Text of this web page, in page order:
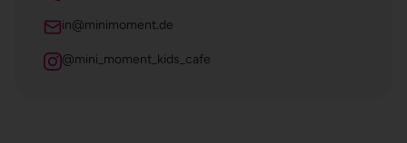
in@minimoment.de
@mini_moment_kids_cafe